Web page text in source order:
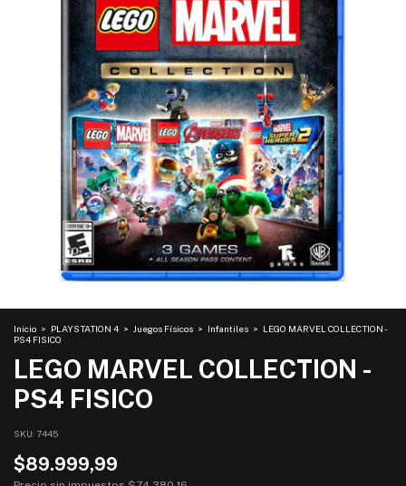
Inicio > PLAYSTATION 4 > Juegos Físicos > Infantiles > LEGO MARVEL COLLECTION -
PS4 FISICO
LEGO MARVEL COLLECTION -
PS4 FISICO
SKU: 7445
$89.999,99